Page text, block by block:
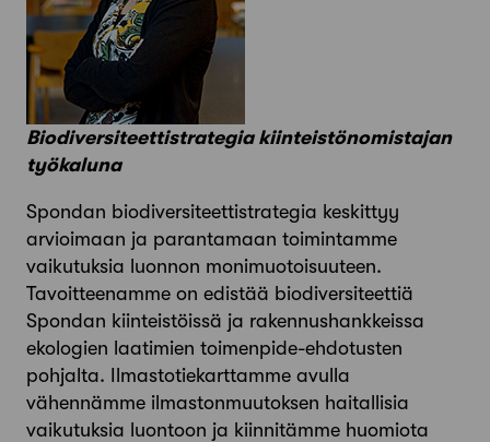
Biodiversiteettistrategia kiinteistönomistajan
työkaluna
Spondan biodiversiteettistrategia keskittyy
arvioimaan ja parantamaan toimintamme
vaikutuksia luonnon monimuotoisuuteen.
Tavoitteenamme on edistää biodiversiteettiä
Spondan kiinteistöissä ja rakennushankkeissa
ekologien laatimien toimenpide-ehdotusten
pohjalta. Ilmastotiekarttamme avulla
vähennämme ilmastonmuutoksen haitallisia
vaikutuksia luontoon ja kiinnitämme huomiota